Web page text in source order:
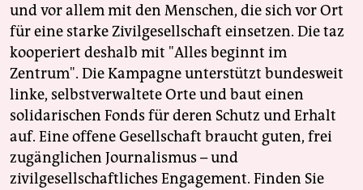
und vor allem mit den Menschen, die sich vor Ort
für eine starke Zivilgesellschaft einsetzen. Die taz
kooperiert deshalb mit "Alles beginnt im
Zentrum". Die Kampagne unterstützt bundesweit
linke, selbstverwaltete Orte und baut einen
solidarischen Fonds für deren Schutz und Erhalt
auf. Eine offene Gesellschaft braucht guten, frei
zugänglichen Journalismus – und
zivilgesellschaftliches Engagement. Finden Sie